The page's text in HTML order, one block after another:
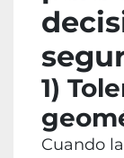
1)
Cuando